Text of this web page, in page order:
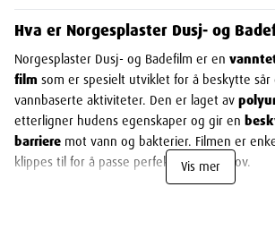
Hva er Norgesplaster Dusj- og
Norgesplaster Dusj- og Badefilm er en
film som er spesielt utviklet for å beskytte
vannbaserte aktiviteter. Den er laget av
etterligner hudens egenskaper og gir en
barriere mot vann og bakterier. Filmen er
klippes til for å passe perfekt til ditt behov.
Vis mer